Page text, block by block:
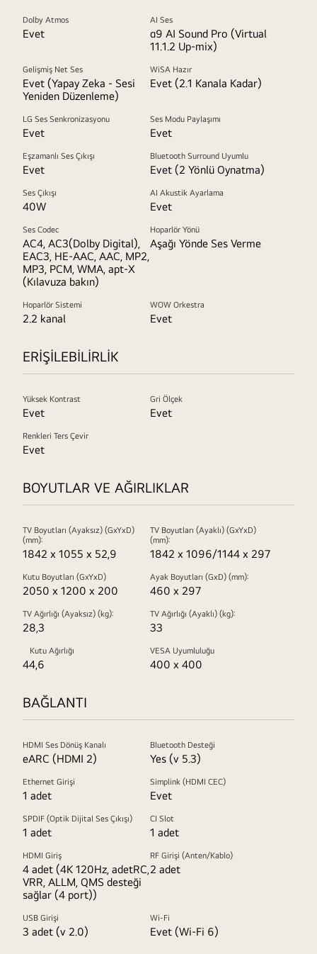
Dolby Atmos
Evet
AI Ses
α9 AI Sound Pro (Virtual
11.1.2 Up-mix)
Gelişmiş Net Ses
Evet (Yapay Zeka - Sesi
Yeniden Düzenleme)
WiSA Hazır
Evet (2.1 Kanala Kadar)
LG Ses Senkronizasyonu
Evet
Ses Modu Paylaşımı
Evet
Eşzamanlı Ses Çıkışı
Evet
Bluetooth Surround Uyumlu
Evet (2 Yönlü Oynatma)
Ses Çıkışı
40W
AI Akustik Ayarlama
Evet
Ses Codec
AC4, AC3(Dolby Digital),
EAC3, HE-AAC, AAC, MP2,
MP3, PCM, WMA, apt-X
(Kılavuza bakın)
Hoparlör Yönü
Aşağı Yönde Ses Verme
Hoparlör Sistemi
2.2 kanal
WOW Orkestra
Evet
ERİŞİLEBİLİRLİK
Yüksek Kontrast
Evet
Gri Ölçek
Evet
Renkleri Ters Çevir
Evet
BOYUTLAR VE AĞIRLIKLAR
TV Boyutları (Ayaksız) (GxYxD)
(mm):
1842 x 1055 x 52,9
TV Boyutları (Ayaklı) (GxYxD)
(mm):
1842 x 1096/1144 x 297
Kutu Boyutları (GxYxD)
2050 x 1200 x 200
Ayak Boyutları (GxD) (mm):
460 x 297
TV Ağırlığı (Ayaksız) (kg):
28,3
TV Ağırlığı (Ayaklı) (kg):
33
Kutu Ağırlığı
44,6
VESA Uyumluluğu
400 x 400
BAĞLANTI
HDMI Ses Dönüş Kanalı
eARC (HDMI 2)
Bluetooth Desteği
Yes (v 5.3)
Ethernet Girişi
1 adet
Simplink (HDMI CEC)
Evet
SPDIF (Optik Dijital Ses Çıkışı)
1 adet
CI Slot
1 adet
HDMI Giriş
4 adet (4K 120Hz, adetRC,
VRR, ALLM, QMS desteği
sağlar (4 port))
RF Girişi (Anten/Kablo)
2 adet
USB Girişi
3 adet (v 2.0)
Wi-Fi
Evet (Wi-Fi 6)